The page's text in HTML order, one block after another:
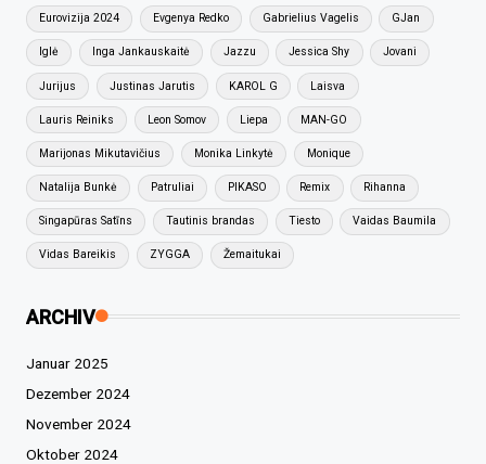
Eurovizija 2024 Evgenya Redko Gabrielius Vagelis GJan
Iglė Inga Jankauskaitė Jazzu Jessica Shy Jovani
Jurijus Justinas Jarutis KAROL G Laisva
Lauris Reiniks Leon Somov Liepa MAN-GO
Marijonas Mikutavičius Monika Linkytė Monique
Natalija Bunkė Patruliai PIKASO Remix Rihanna
Singapūras Satīns Tautinis brandas Tiesto Vaidas Baumila
Vidas Bareikis ZYGGA Žemaitukai
ARCHIV
Januar 2025
Dezember 2024
November 2024
Oktober 2024